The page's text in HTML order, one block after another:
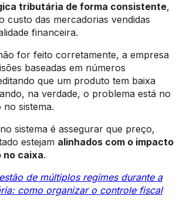
tributária de forma consistente,
custo das mercadorias vendidas
financeira.
for feito corretamente, a empresa
baseadas em números
que um produto tem baixa
na verdade, o problema está no
sistema.
sistema é assegurar que preço,
estejam alinhados com o impacto
no caixa.
de múltiplos regimes durante a
como organizar o controle fiscal